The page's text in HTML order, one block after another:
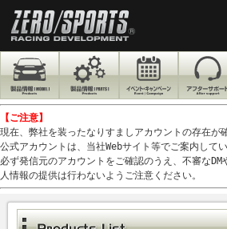
【ご注意】
現在、弊社を装ったなりすましアカウントの存在が
公式アカウントは、当社Webサイト等でご案内して
必ず発信元のアカウントをご確認のうえ、不審な
人情報の提供は行わないようご注意ください。